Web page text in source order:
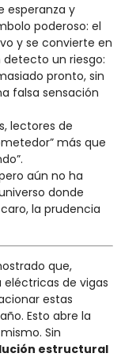
esperanza y
poderoso: el
y se convierte en
un riesgo:
pronto, sin
falsa sensación
lectores de
más que
aún no ha
donde
la prudencia
que,
de vigas
estas
Esto abre la
Sin
estructural